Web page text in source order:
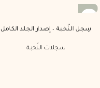
سِجل النُخبة – إصدار الجلد الكامل
سجلات النُخبة